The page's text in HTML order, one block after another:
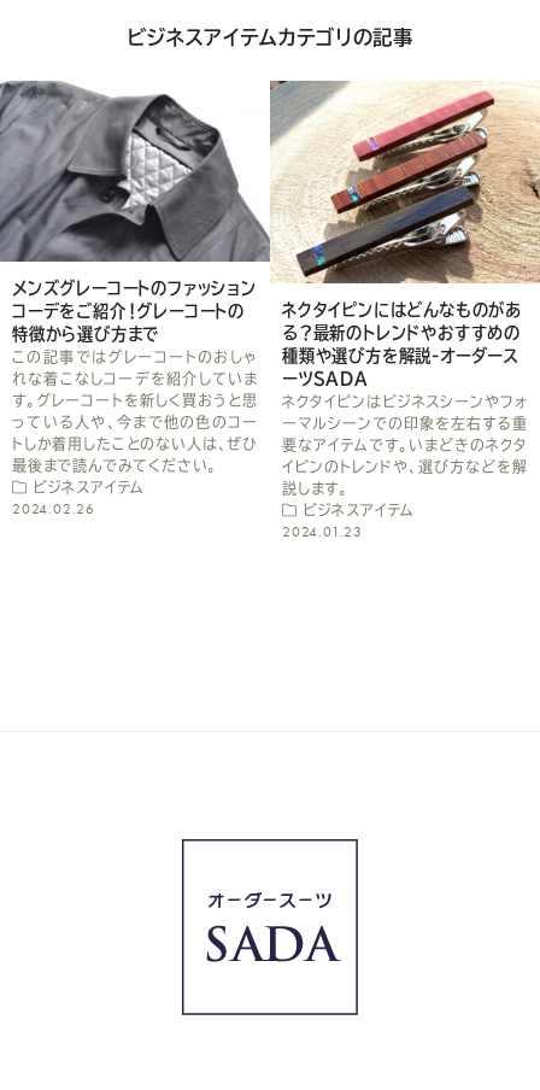
シ
ア
し
て
く
だ
さ
い
ビジネスアイテムカテゴリの記事
メンズグレーコートのファッション
コーデをご紹介！グレーコートの
特徴から選び方まで
この記事ではグレーコートのおしゃ
れな着こなしコーデを紹介していま
す。グレーコートを新しく買おうと思
っている人や、今まで他の色のコー
トしか着用したことのない人は、ぜひ
最後まで読んでみてください。
ビジネスアイテム
2024.02.26
ネクタイピンにはどんなものがあ
る？最新のトレンドやおすすめの
種類や選び方を解説-オーダース
ーツSADA
ネクタイピンはビジネスシーンやフォ
ーマルシーンでの印象を左右する重
要なアイテムです。いまどきのネクタ
イピンのトレンドや、選び方などを解
説します。
ビジネスアイテム
2024.01.23